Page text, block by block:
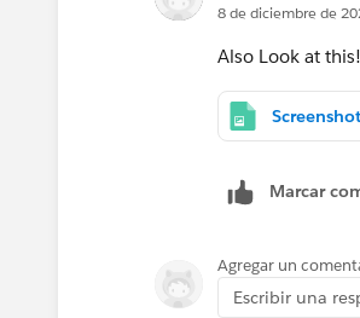
8 de diciembre de
Also Look at this!
Marcar
Agregar un
Escribir una